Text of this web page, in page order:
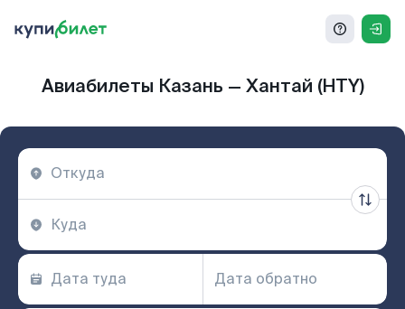
Авиабилеты Казань — Хантай (HTY)